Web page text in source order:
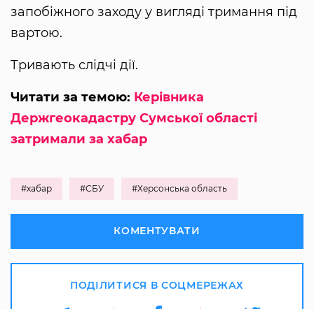
запобіжного заходу у вигляді тримання під
вартою.
Тривають слідчі дії.
Читати за темою: Керівника
Держгеокадастру Сумської області
затримали за хабар
#хабар #СБУ #Херсонська область
КОМЕНТУВАТИ
ПОДІЛИТИСЯ В СОЦМЕРЕЖАХ